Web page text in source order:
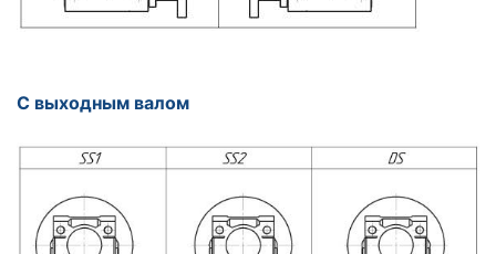
С выходным валом